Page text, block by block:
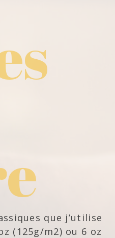
que j’utilise
(125g/m2) ou 6 oz